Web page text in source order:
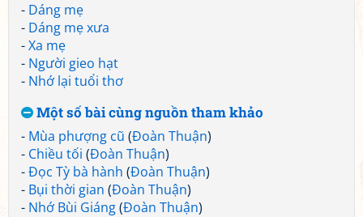
- Dáng mẹ
- Dáng mẹ xưa
-Xa mẹ
- Người gieo hạt
- Nhớ lại tuổi thơ
Một số bài cùng nguồn tham khảo
- Mùa phượng cũ (Đoàn Thuận)
- Chiều tối (Đoàn Thuận)
-Đọc Tỳ bà hành (Đoàn Thuận)
- Bụi thời gian (Đoàn Thuận)
- Nhớ Bùi Giáng(Đoàn Thuận)